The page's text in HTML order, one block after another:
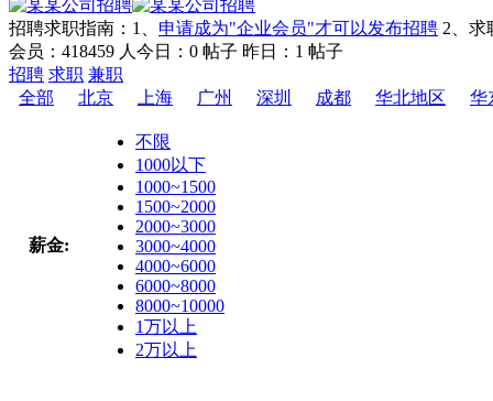
招聘求职指南： 1、 申请成为"企业会员"才可以发布招聘 2、求
会员：418459 人 今日：0 帖子 昨日：1 帖子
招聘 求职 兼职
全部
北京 上海 广州 深圳 成都 华北地区 华
薪金:
不限
1000以下
1000~1500
1500~2000
2000~3000
3000~4000
4000~6000
6000~8000
8000~10000
1万以上
2万以上